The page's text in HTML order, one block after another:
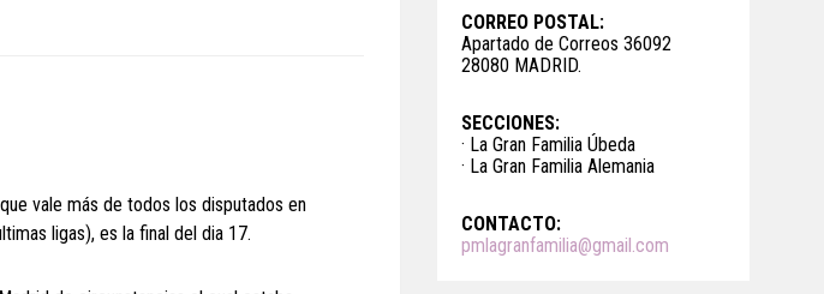
vale más de todos los disputados en
ligas), es la final del dia 17.
CORREO POSTAL:
Apartado de Correos 36092
28080 MADRID.
SECCIONES:
· La Gran Familia Úbeda
· La Gran Familia Alemania
CONTACTO:
pmlagranfamilia@gmail.com